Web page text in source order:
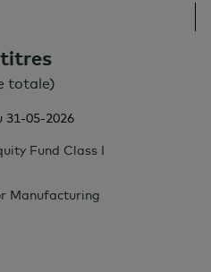
totale)
31-05-2026
Fund Class I
Manufacturing